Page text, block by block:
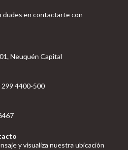
dudes en contactarte con
Neuquén Capital
4400-500
y visualiza nuestra ubicación